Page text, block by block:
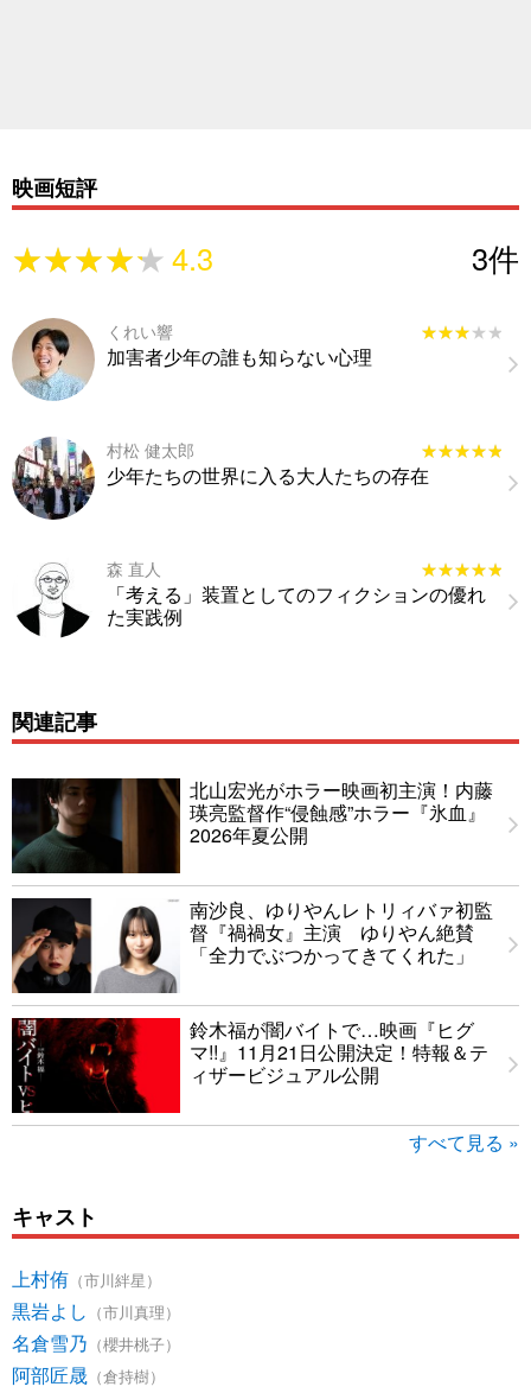
映画短評
★★★★★
★★★★★4.3 3件
くれい響 ★★★★★
★★★★★
加害者少年の誰も知らない心理
村松 健太郎 ★★★★★
★★★★★
少年たちの世界に入る大人たちの存在
森 直人 ★★★★★
★★★★★
「考える」装置としてのフィクションの優れ
た実践例
関連記事
北山宏光がホラー映画初主演！内藤
瑛亮監督作“侵蝕感”ホラー『氷血』
2026年夏公開
南沙良、ゆりやんレトリィバァ初監
督『禍禍女』主演 ゆりやん絶賛
「全力でぶつかってきてくれた」
鈴木福が闇バイトで…映画『ヒグ
マ!!』11月21日公開決定！特報＆テ
ィザービジュアル公開
すべて見る »
キャスト
上村侑 （市川絆星）
黒岩よし （市川真理）
名倉雪乃 （櫻井桃子）
阿部匠晟 （倉持樹）